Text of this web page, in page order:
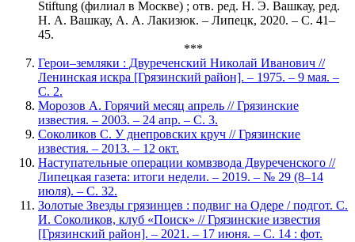
Stiftung (филиал в Москве) ; отв. ред. Н. Э. Вашкау, ред.
Н. А. Вашкау, А. А. Лакизюк. – Липецк, 2020. – С. 41–
45.
***
Герои–земляки : Двуреченский Николай Иванович //
Ленинская искра [Грязинский район]. – 1975. – 9 мая. –
С. 2.
Морозов А. Горячий месяц апрель // Грязинские
известия. – 2003. – 24 апр. – С. 3.
Соколиков С. У днепровских круч // Грязинские
известия. – 2013. – 12 окт.
Наступательные операции комвзвода Двуреченского //
Липецкая газета: итоги недели. – 2019. – № 29 (8–14
июля). – С. 32.
Золотые Звезды грязинцев : подвиг на Одере / подгот. С.
И. Соколиков, клуб «Поиск» // Грязинские известия
[Грязинский район]. – 2021. – 17 июня. – С. 14 : фот.